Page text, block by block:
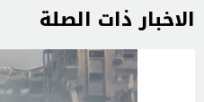
الاخبار ذات الصلة